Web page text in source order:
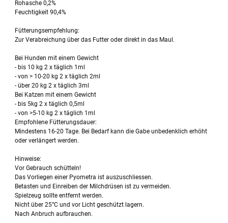
Rohasche 0,2%
Feuchtigkeit 90,4%
Fütterungsempfehlung:
Zur Verabreichung über das Futter oder direkt in das Maul.
Bei Hunden mit einem Gewicht
- bis 10 kg 2 x täglich 1ml
- von > 10-20 kg 2 x täglich 2ml
- über 20 kg 2 x täglich 3ml
Bei Katzen mit einem Gewicht
- bis 5kg 2 x täglich 0,5ml
- von >5-10 kg 2 x täglich 1ml
Empfohlene Fütterungsdauer:
Mindestens 16-20 Tage. Bei Bedarf kann die Gabe unbedenklich erhöht
oder verlängert werden.
Hinweise:
Vor Gebrauch schütteln!
Das Vorliegen einer Pyometra ist auszuschliessen.
Betasten und Einreiben der Milchdrüsen ist zu vermeiden.
Spielzeug sollte entfernt werden.
Nicht über 25°C und vor Licht geschützt lagern.
Nach Anbruch aufbrauchen.